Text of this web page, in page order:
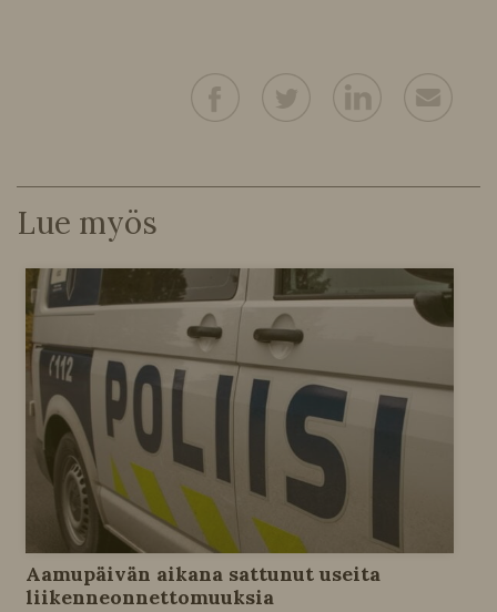
Lue myös
Aamupäivän aikana sattunut useita
liikenneonnettomuuksia